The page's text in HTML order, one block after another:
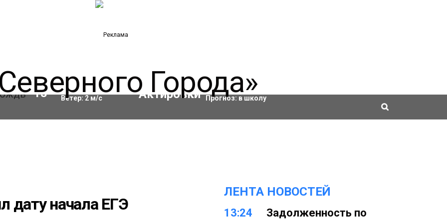
13 °C Влажность:69%
Ветер: 2м/с
Актировки
Прогноз: в школу
дату начала ЕГЭ
ЛЕНТА НОВОСТЕЙ
13:24
Задолженность по